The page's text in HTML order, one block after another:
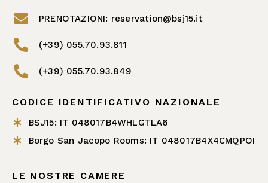
PRENOTAZIONI: reservation@bsj15.it
(+39) 055.70.93.811
(+39) 055.70.93.849
CODICE IDENTIFICATIVO NAZIONALE
BSJ15: IT 048017B4WHLGTLA6
Borgo San Jacopo Rooms: IT 048017B4X4CMQPOI
LE NOSTRE CAMERE